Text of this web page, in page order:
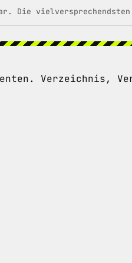
Verzeichnis,